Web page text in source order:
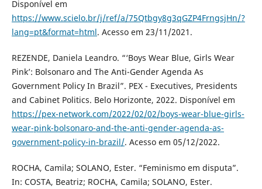
Disponível em
https://www.scielo.br/j/ref/a/75Qtbgy8g3qGZP4FrngsjHn/?
lang=pt&format=html. Acesso em 23/11/2021.
REZENDE, Daniela Leandro. “‘Boys Wear Blue, Girls Wear
Pink’: Bolsonaro and The Anti-Gender Agenda As
Government Policy In Brazil”. PEX - Executives, Presidents
and Cabinet Politics. Belo Horizonte, 2022. Disponível em
https://pex-network.com/2022/02/02/boys-wear-blue-girls-
wear-pink-bolsonaro-and-the-anti-gender-agenda-as-
government-policy-in-brazil/. Acesso em 05/12/2022.
ROCHA, Camila; SOLANO, Ester. “Feminismo em disputa”.
In: COSTA, Beatriz; ROCHA, Camila; SOLANO, Ester.